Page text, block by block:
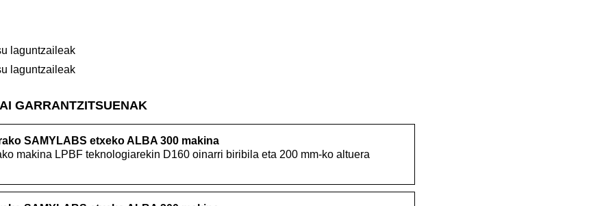
laguntzaileak
laguntzaileak
GARRANTZITSUENAK
SAMYLABS etxeko ALBA 300 makina
makina LPBF teknologiarekin D160 oinarri biribila eta 200 mm-ko altuera